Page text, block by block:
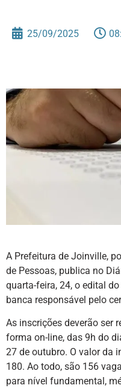
25/09/2025
A Prefeitura de Joinville,
de Pessoas, publica no
quarta-feira, 24, o edital
banca responsável pelo
As inscrições deverão ser
forma on-line, das 9h do
27 de outubro. O valor da
180. Ao todo, são 156
para nível fundamental,